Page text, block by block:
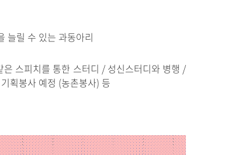
릴 수 있는 과동아리
스피치를 통한 스터디 / 성신스터디와 병행 /
획봉사 예정 (농촌봉사) 등